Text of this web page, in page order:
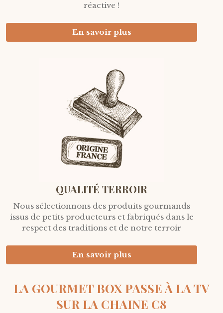
réactive !
En savoir plus
QUALITÉ TERROIR
Nous sélectionnons des produits gourmands
issus de petits producteurs et fabriqués dans le
respect des traditions et de notre terroir
En savoir plus
LA GOURMET BOX PASSE À LA TV
SUR LA CHAINE C8